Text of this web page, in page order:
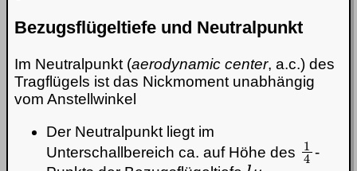
Bezugsflügeltiefe und Neutralpunkt
Im Neutralpunkt (aerodynamic center, a.c.) des
Tragflügels ist das Nickmoment unabhängig
vom Anstellwinkel
Der Neutralpunkt liegt im
Unterschallbereich ca. auf Höhe des
1
-
lμ